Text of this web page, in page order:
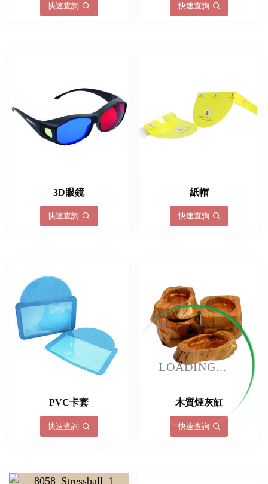
LOADING...
快速查詢 快速查詢
3D眼鏡
快速查詢
紙帽
快速查詢
PVC卡套
快速查詢
木質煙灰缸
快速查詢